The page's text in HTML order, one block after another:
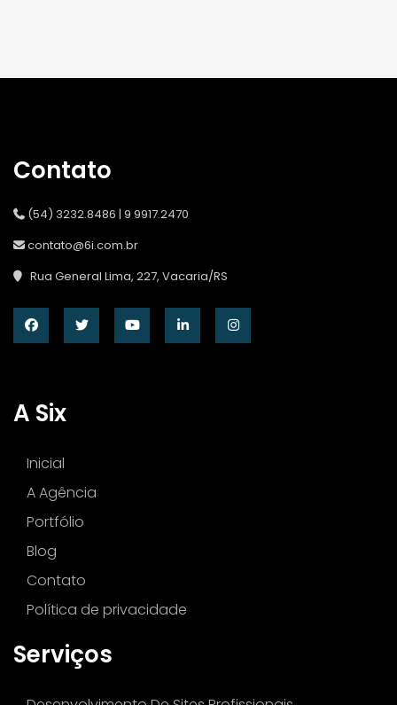
Contato
(54) 3232.8486 | 9 9917.2470
contato@6i.com.br
Rua General Lima, 227, Vacaria/RS
A Six
Inicial
A Agência
Portfólio
Blog
Contato
Política de privacidade
Serviços